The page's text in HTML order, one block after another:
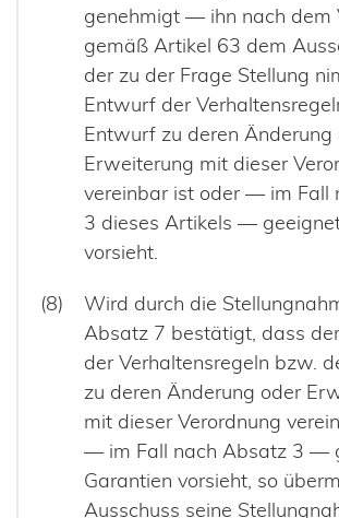
genehmigt — ihn nach dem
gemäß Artikel 63 dem
der zu der Frage Stellung
Entwurf der
Entwurf zu deren Änderung
Erweiterung mit dieser
vereinbar ist oder — im Fall
3 dieses Artikels —
vorsieht.
Wird durch die
Absatz 7 bestätigt, dass
der Verhaltensregeln bzw.
zu deren Änderung oder
mit dieser Verordnung
— im Fall nach Absatz 3 —
Garantien vorsieht, so
Ausschuss seine